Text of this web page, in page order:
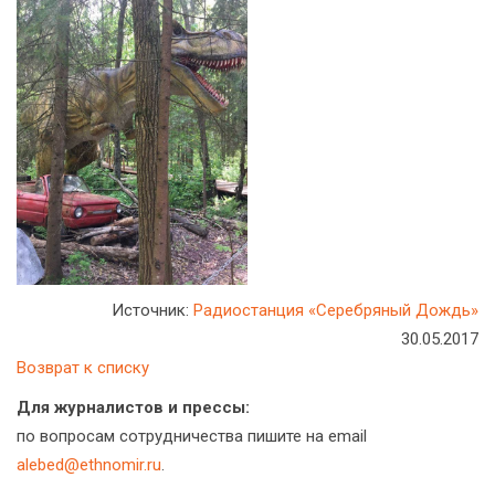
Источник: Радиостанция «Серебряный Дождь»
30.05.2017
Возврат к списку
Для журналистов и прессы:
по вопросам сотрудничества пишите на email
alebed@ethnomir.ru.